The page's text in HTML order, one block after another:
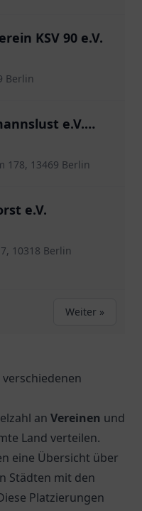
KSV 90 e.V.
Berlin
e.V.
178, 13469 Berlin
e.V.
10318 Berlin
Weiter »
an Vereinen und
Land verteilen.
eine Übersicht über
Städten mit den
Platzierungen